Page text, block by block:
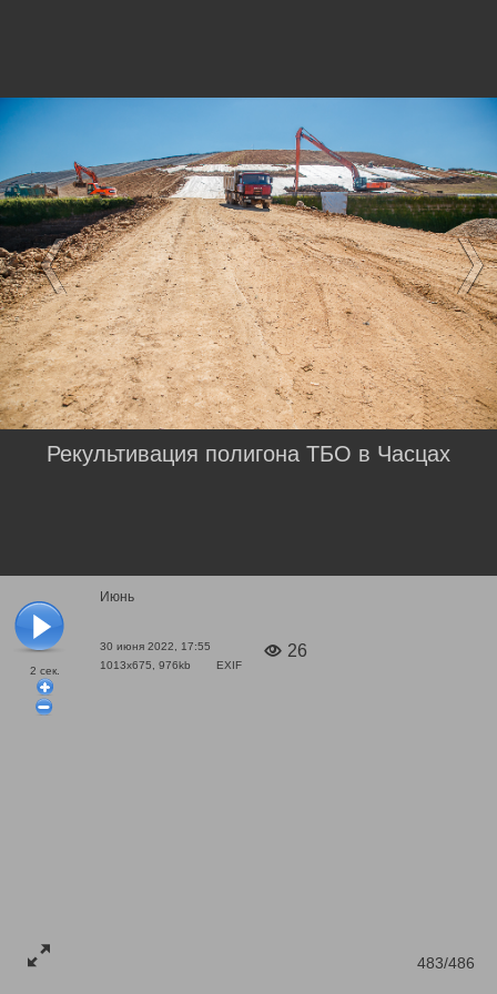
2 сек.
Июнь
30 июня 2022, 17:55
1013x675, 976kb
EXIF
26
483/486
Рекультивация полигона ТБО в Часцах